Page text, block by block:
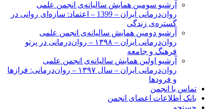
آرشیو سومین همایش سالیانه‌ی انجمن علمی
روان‌درمانی ایران – 1399 – اعتماد: سازه‌ای روانی در
گستره‌ی زندگی
آرشیو دومین همایش سالیانه‌ی انجمن علمی
روان‌درمانی ایران – ۱۳۹۸ – روان‌درمانی در پرتو
فرهنگ و جامعه
آرشیو اولین همایش سالیانه‌ی انجمن علمی
روان‌درمانی ایران – سال ۱۳۹۷ – روان‌درمانی: فرازها
و فرودها
تماس با انجمن
بانک اطلاعات اعضای انجمن
جستجو